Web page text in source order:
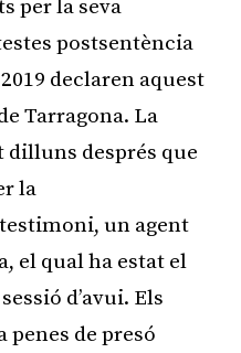
per la seva
postsentència
declaren aquest
Tarragona. La
dilluns després que
la
un agent
el qual ha estat el
d’avui. Els
penes de presó